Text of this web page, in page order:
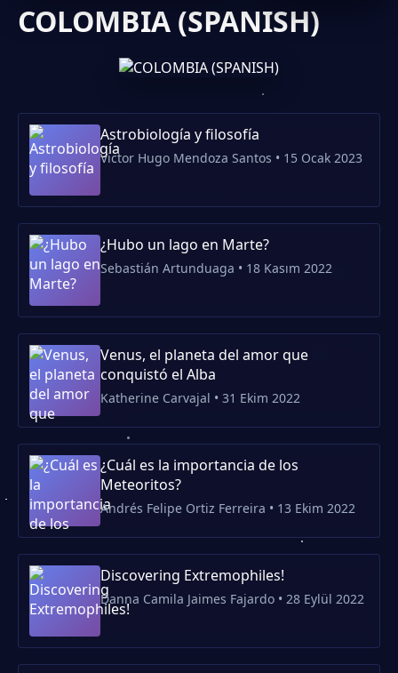
özelliklerinin
belirlenmiş
ambalajlandığı
çalışarkən,
planetimizin
sevgimiz
COLOMBIA (SPANISH)
Astrobiología y filosofía
Victor Hugo Mendoza Santos • 15 Ocak 2023
¿Hubo un lago en Marte?
Sebastián Artunduaga • 18 Kasım 2022
Venus, el planeta del amor que
conquistó el Alba
Katherine Carvajal • 31 Ekim 2022
¿Cuál es la importancia de los
Meteoritos?
Andrés Felipe Ortiz Ferreira • 13 Ekim 2022
Discovering Extremophiles!
Danna Camila Jaimes Fajardo • 28 Eylül 2022